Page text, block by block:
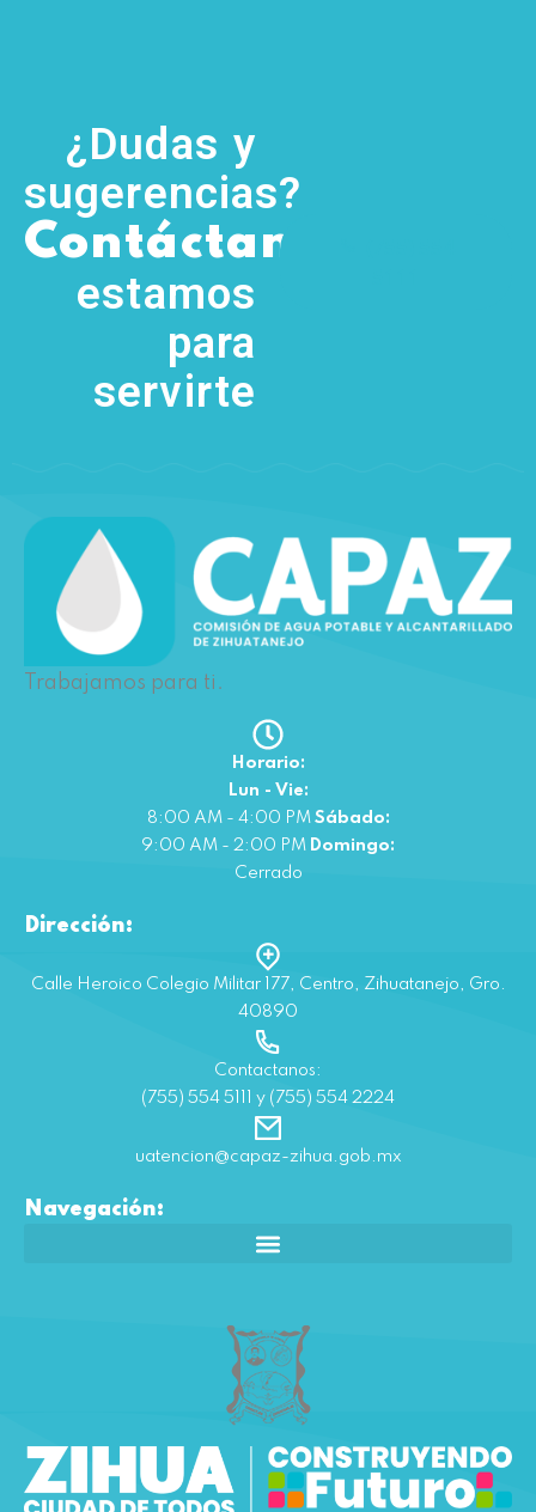
¿Dudas y
sugerencias?
Contáctanos
estamos
para
servirte
Trabajamos para ti.
Horario:
Lun - Vie:
8:00 AM - 4:00 PM Sábado:
9:00 AM - 2:00 PM Domingo:
Cerrado
Dirección:
Calle Heroico Colegio Militar 177, Centro, Zihuatanejo, Gro.
40890
Contactanos:
(755) 554 5111 y (755) 554 2224
uatencion@capaz-zihua.gob.mx
Navegación: